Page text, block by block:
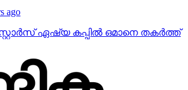
ago
ഏഷ്യ കപ്പില്‍ ഒമാനെ തകര്‍ത്ത്